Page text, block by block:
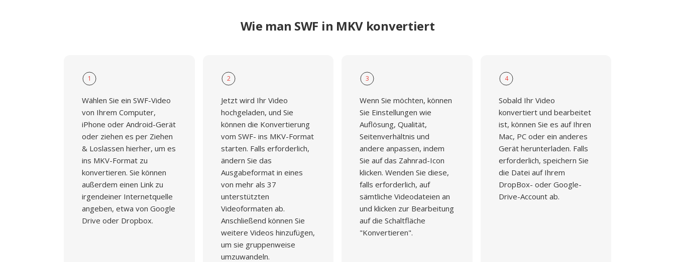
Wie man SWF in MKV konvertiert
1
Wählen Sie ein SWF-Video
von Ihrem Computer,
iPhone oder Android-Gerät
oder ziehen es per Ziehen
& Loslassen hierher, um es
ins MKV-Format zu
konvertieren. Sie können
außerdem einen Link zu
irgendeiner Internetquelle
angeben, etwa von Google
Drive oder Dropbox.
2
Jetzt wird Ihr Video
hochgeladen, und Sie
können die Konvertierung
vom SWF- ins MKV-Format
starten. Falls erforderlich,
ändern Sie das
Ausgabeformat in eines
von mehr als 37
unterstützten
Videoformaten ab.
Anschließend können Sie
weitere Videos hinzufügen,
um sie gruppenweise
umzuwandeln.
3
Wenn Sie möchten, können
Sie Einstellungen wie
Auflösung, Qualität,
Seitenverhältnis und
andere anpassen, indem
Sie auf das Zahnrad-Icon
klicken. Wenden Sie diese,
falls erforderlich, auf
sämtliche Videodateien an
und klicken zur Bearbeitung
auf die Schaltfläche
"Konvertieren".
4
Sobald Ihr Video
konvertiert und bearbeitet
ist, können Sie es auf Ihren
Mac, PC oder ein anderes
Gerät herunterladen. Falls
erforderlich, speichern Sie
die Datei auf Ihrem
DropBox- oder Google-
Drive-Account ab.